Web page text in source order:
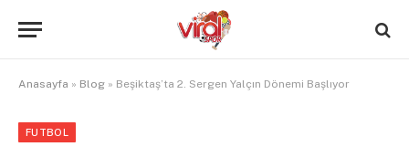
Anasayfa » Blog » Beşiktaş’ta 2. Sergen Yalçın Dönemi Başlıyor
FUTBOL